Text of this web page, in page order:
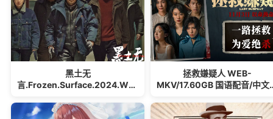
黑土无
言.Frozen.Surface.2024.WEB-
拯救嫌疑人 WEB-
MKV/17.60GB 国语配音/中文